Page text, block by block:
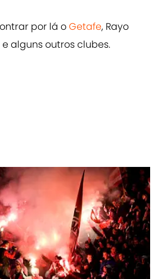
por lá oGetafe, Rayo
alguns outros clubes.